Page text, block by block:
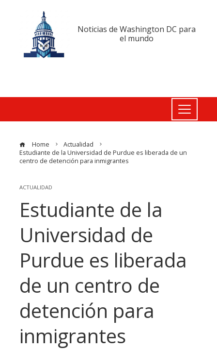
Noticias de Washington DC para
el mundo
Home
Actualidad
Estudiante de la Universidad de Purdue es liberada de un
centro de detención para inmigrantes
ACTUALIDAD
Estudiante de la
Universidad de
Purdue es liberada
de un centro de
detención para
inmigrantes